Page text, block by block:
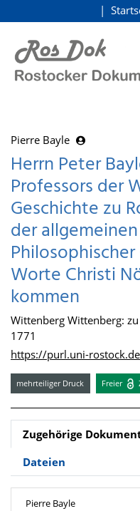
zum Inhalt
Pierre Bayle
Herrn Peter
Professors der
Geschichte zu
der
Worte Christi
kommen
Wittenberg Wittenberg:
1771
https://purl.uni-
mehrteiliger Druck Freier
Zugehörige
Dateien
Pierre Bayle